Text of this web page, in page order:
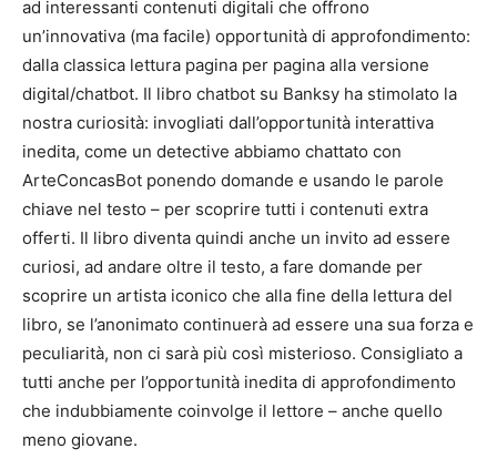
ad interessanti contenuti digitali che offrono
un’innovativa (ma facile) opportunità di approfondimento:
dalla classica lettura pagina per pagina alla versione
digital/chatbot. Il libro chatbot su Banksy ha stimolato la
nostra curiosità: invogliati dall’opportunità interattiva
inedita, come un detective abbiamo chattato con
ArteConcasBot ponendo domande e usando le parole
chiave nel testo – per scoprire tutti i contenuti extra
offerti. Il libro diventa quindi anche un invito ad essere
curiosi, ad andare oltre il testo, a fare domande per
scoprire un artista iconico che alla fine della lettura del
libro, se l’anonimato continuerà ad essere una sua forza e
peculiarità, non ci sarà più così misterioso. Consigliato a
tutti anche per l’opportunità inedita di approfondimento
che indubbiamente coinvolge il lettore – anche quello
meno giovane.